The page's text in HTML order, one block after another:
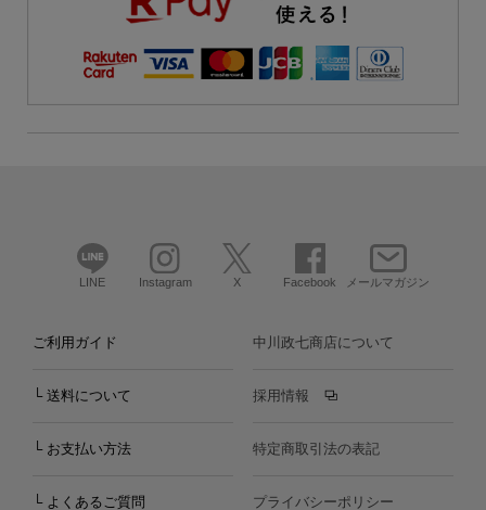
LINE Instagram X Facebook メールマガジン
ご利用ガイド
└ 送料について
└ お支払い方法
└ よくあるご質問
中川政七商店について
採用情報
特定商取引法の表記
プライバシーポリシー